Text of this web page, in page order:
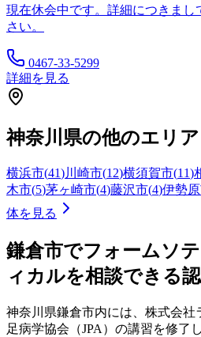
現在休会中です。詳細につきま
さい。
0467-33-5299
詳細を見る
神奈川県の他のエリア
横浜市(41)川崎市(12)横須賀市(11)
木市(5)茅ヶ崎市(4)藤沢市(4)伊勢
体を見る
鎌倉市でフォームソ
ィカルを相談できる
神奈川県鎌倉市内には、株式会社
足病学協会（JPA）の講習を修了